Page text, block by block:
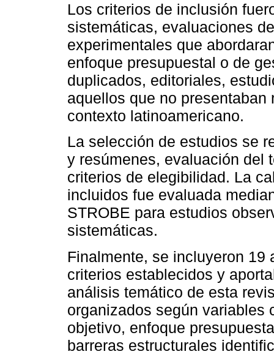
Los criterios de inclusión
sistemáticas, evaluaciones
experimentales que
enfoque presupuestal o de
duplicados, editoriales,
aquellos que no
contexto latinoamericano.
La selección de estudios se
y resúmenes, evaluación del
criterios de elegibilidad. La
incluidos fue evaluada
STROBE para estudios
sistemáticas.
Finalmente, se incluyeron
criterios establecidos y
análisis temático de esta
organizados según variables
objetivo, enfoque
barreras estructurales